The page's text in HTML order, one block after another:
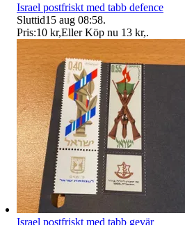
Israel postfriskt med tabb defence
Sluttid15 aug 08:58.
Pris:10 kr,Eller Köp nu 13 kr,.
Israel postfriskt med tabb gevär